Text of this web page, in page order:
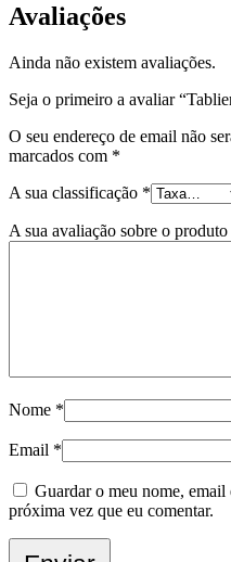
Avaliações
Ainda não existem avaliações.
Seja o primeiro a avaliar
O seu endereço de email não
marcados com *
A sua classificação *
A sua avaliação sobre o produto
Nome *
Email *
Guardar o meu nome, email
próxima vez que eu comentar.